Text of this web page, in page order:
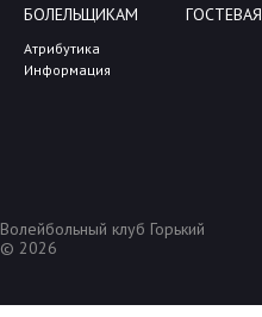
БОЛЕЛЬЩИКАМ
Атрибутика
Информация
ГОСТЕВАЯ
Волейбольный клуб Горький
© 2026